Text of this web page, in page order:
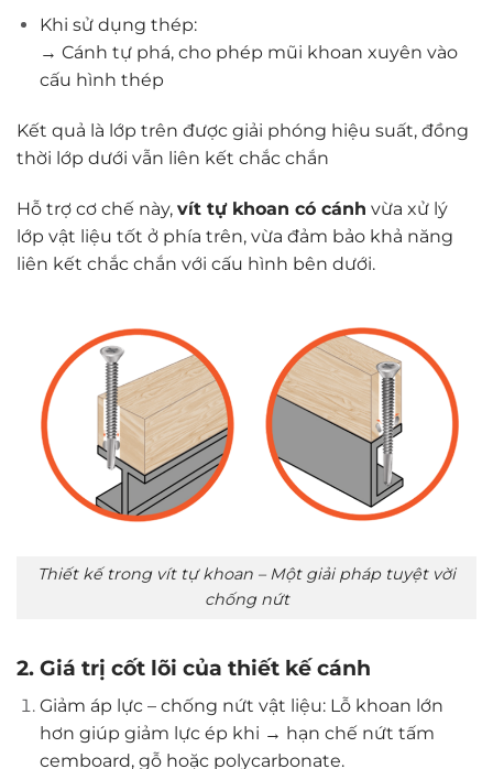
Khi sử dụng thép:
→ Cánh tự phá, cho phép mũi khoan xuyên vào
cấu hình thép
Kết quả là lớp trên được giải phóng hiệu suất, đồng
thời lớp dưới vẫn liên kết chắc chắn
Hỗ trợ cơ chế này, vít tự khoan có cánh vừa xử lý
lớp vật liệu tốt ở phía trên, vừa đảm bảo khả năng
liên kết chắc chắn với cấu hình bên dưới.
Thiết kế trong vít tự khoan – Một giải pháp tuyệt vời
chống nứt
2. Giá trị cốt lõi của thiết kế cánh
Giảm áp lực – chống nứt vật liệu: Lỗ khoan lớn
hơn giúp giảm lực ép khi → hạn chế nứt tấm
cemboard, gỗ hoặc polycarbonate.